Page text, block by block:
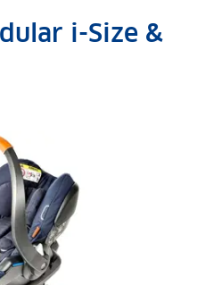
i-Size &